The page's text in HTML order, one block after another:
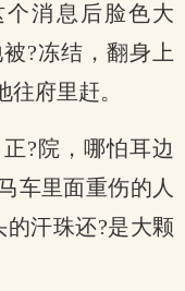
消息后脸色大
?冻结，翻身上
府里赶。
?院，哪怕耳边
车里面重伤的人
汗珠还?是大颗